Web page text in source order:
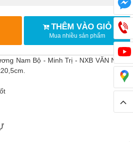
THÊM VÀO GIỎ
Mua nhiều sản phẩm
Nam Bộ - Minh Trị - NXB VĂN NGHỆ